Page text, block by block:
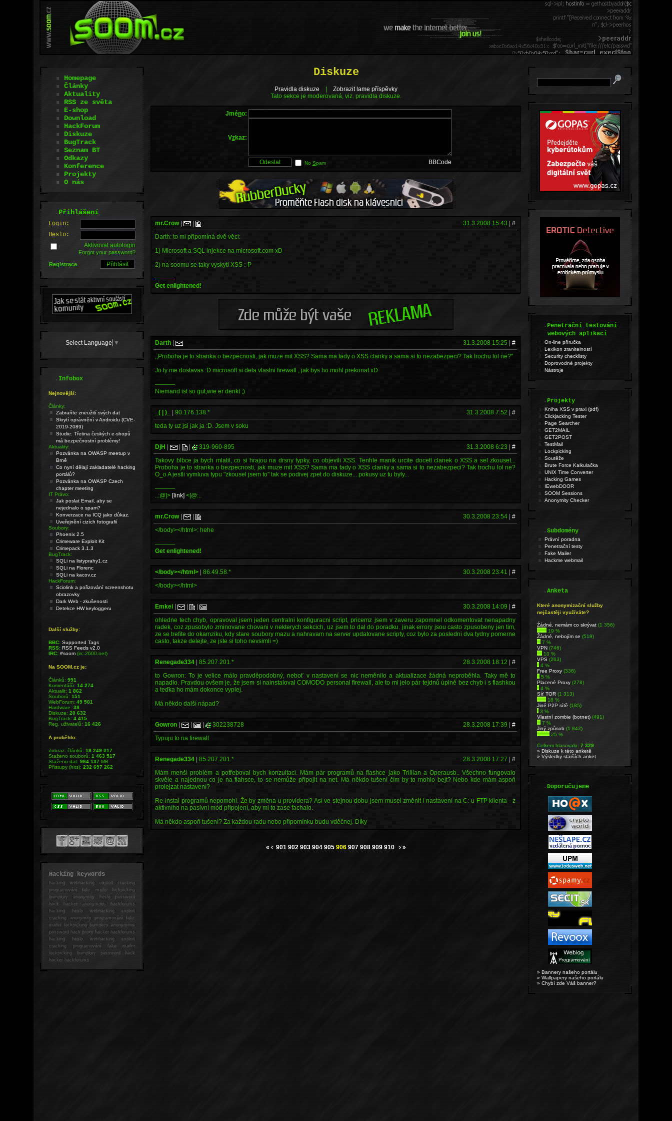
Diskuze
Pravidla diskuze
Zobrazit lame příspěvky
Tato sekce je moderovaná, viz. pravidla diskuze.
Jméno:
Vzkaz:
No Spam BBCode
mr.Crow| 31.3.2008 15:43 |#
Darth: to mi připomíná dvě věci:
1) Microsoft a SQL injekce na microsoft.com xD
2) na soomu se taky vyskytl XSS :-P
----------
Get enlightened!
Darth | 31.3.2008 15:25 |#
,,Proboha je to stranka o bezpecnosti, jak muze mit XSS? Sama ma tady o XSS clanky a sama si to nezabezpeci? Tak trochu lol ne?"
Jo ty me dostavas :D microsoft si dela vlastni firewall , jak bys ho mohl prekonat xD
----------
Niemand ist so gut,wie er denkt ;)
_( | )_ |90.176.138.* 31.3.2008 7:52 |#
teda ty uz jsi jak ja :D. Jsem v soku
DjH | | 319-960-895 31.3.2008 6:23 |#
Takovy blbce ja bych mlatil, co si hrajou na drsny typky, co objevili XSS. Tenhle manik urcite docetl clanek o XSS a sel zkouset...
Proboha je to stranka o bezpecnosti, jak muze mit XSS? Sama ma tady o XSS clanky a sama si to nezabezpeci? Tak trochu lol ne?
O_o A jestli vymluva typu "zkousel jsem to" tak se podivej zpet do diskuze... pokusy uz tu byly...
----------
..:@]> [link] <[@:..
mr.Crow| 30.3.2008 23:54 |#
</body></html>: hehe
----------
Get enlightened!
</body></html> |86.49.58.* 30.3.2008 23:41 |#
</body></html>
Emkei | | 30.3.2008 14:09 |#
ohledne tech chyb, opravoval jsem jeden centralni konfiguracni script, pricemz jsem v zaveru zapomnel odkomentovat nenapadny
radek, coz zpusobylo zminovane chovani v nekterych sekcich, uz jsem to dal do poradku. jinak errory jsou casto zpusobeny jen tim,
ze se trefite do okamziku, kdy stare soubory mazu a nahravam na server updatovane scripty, coz bylo za posledni dva tydny pomerne
casto, takze delejte, ze jste si toho nevsimli =)
Renegade334 |85.207.201.* 28.3.2008 18:12 |#
to Gowron: To je velice málo pravděpodobný, neboť v nastavení se nic neměnilo a aktualizace žádná neproběhla. Taky mě to
napadlo. Pravdou ovšem je, že jsem si nainstaloval COMODO personal firewall, ale to mi jelo pár tejdnů úplně bez chyb i s flashkou
a teďka ho mám dokonce vyplej.
Má někdo další nápad?
Gowron | | | 302238728 28.3.2008 17:39 |#
Typuju to na firewall
Renegade334 |85.207.201.* 28.3.2008 17:27 |#
Mám menší problém a potřeboval bych konzultaci. Mám pár programů na flashce jako Trillian a Operausb.. Všechno fungovalo
skvěle a najednou co je na flahsce, to se nemůže připojit na net. Má někdo tušení čím by to mohlo bejt? Nebo kde mám aspoň
prolejzat nastavení?
Re-instal programů nepomohl. Že by změna u providera? Asi ve stejnou dobu jsem musel změnit i nastavení na C: u FTP klienta - z
aktivního na pasivní mód připojení, aby mi to zase fachalo.
Má někdo aspoň tušení? Za každou radu nebo připomínku budu vděčnej. Díky
« ‹ 901 902 903 904 905 906 907 908 909 910 › »
Homepage
Články
Aktuality
RSS ze světa
E-shop
Download
HackForum
Diskuze
BugTrack
Seznam BT
Odkazy
Konference
Projekty
O nás
.Přihlášení
Login:
Heslo:
Aktivovatautologin
Forgot your password?
Registrace
Select Language ▼
.Infobox
Nejnovější:
Články:
Zabraňte zneužití svých dat
Skrytí oprávnění v Androidu (CVE-
2019-2089)
Studie: Třetina českých e-shopů
má bezpečnostní problémy!
Aktuality:
Pozvánka na OWASP meetup v
Brně
Co nyní dělají zakladatelé hacking
portálů?
Pozvánka na OWASP Czech
chapter meeting
IT Právo:
Jak poslat Email, aby se
nejednalo o spam?
Konverzace na ICQ jako důkaz.
Uveřejnění cizích fotografií
Soubory:
Phoenix 2.5
Crimeware Exploit Kit
Crimepack 3.1.3
BugTrack:
SQLi na listyprahy1.cz
SQLi na Florenc
SQLi na kacov.cz
HackForum:
Sciolink a pořizování screenshotu
obrazovky
Dark Web - zkušenosti
Detekce HW keyloggeru
Další služby:
BBC: Supported Tags
RSS: RSS Feeds v2.0
IRC: #soom(irc.2600.net)
Na SOOM.cz je:
Článků:991
Komentářů:14 274
Aktualit:1 862
Souborů:151
WebForum:49 501
Hardware:38
Diskuze:20 632
BugTrack:4 415
Reg. uživatelů:16 426
A proběhlo:
Zobraz. článků:18 249 017
Staženo souborů:1 463 517
Staženo dat:964 137MB
Přístupy (hits):232 697 262
Hacking keywords
hackingwebhacking exploit cracking
programování fake mailer lockpicking
bumpkey anonymity heslo password
hackhacker anonymous hackforums
hackingheslo webhacking exploit
cracking anonymity programování fake
mailer lockpicking bumpkey anonymous
password hack proxy hacker hackforums
hacking heslo webhacking exploit
cracking programování fake mailer
lockpicking bumpkey password hack
hackerhackforums
.Penetrační testování
webových aplikací
On-line příručka
Lexikon zranitelností
Security checklisty
Doprovodné projekty
Nástroje
.Projekty
Kniha XSS v praxi (pdf)
Clickjacking Tester
Page Searcher
GET2MAIL
GET2POST
TestMail
Lockpicking
Soutěže
Brute Force Kalkulačka
UNIX Time Converter
Hacking Games
IEwebDOOR
SOOM Sessions
Anonymity Checker
.Subdomény
Právní poradna
Penetrační testy
Fake Mailer
Hackme webmail
.Anketa
Které anonymizační služby
nejčastěji využíváte?
Źádné, nemám co skrývat(1 356)
19 %
Žádné, nebojím se(519)
7 %
VPN(746)
10 %
VPS(263)
4 %
Free Proxy(336)
5 %
Placené Proxy(278)
4 %
Síť TOR(1 313)
18 %
Jiné P2P sítě(185)
3 %
Vlastní zombie (botnet)(491)
7 %
Jiný způsob(1 842)
25 %
Celkem hlasovalo:7 329
» Diskuze k této anketě
» Výsledky starších anket
.Doporučujeme
» Bannery našeho portálu
» Wallpapery našeho portálu
» Chybí zde Váš banner?